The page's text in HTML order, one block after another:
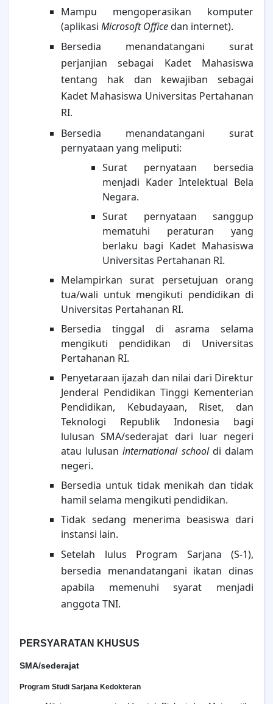
Mampu mengoperasikan komputer
(aplikasi Microsoft Officedan internet).
Bersedia menandatangani surat
perjanjian sebagai Kadet Mahasiswa
tentang hak dan kewajiban sebagai
Kadet Mahasiswa Universitas Pertahanan
RI.
Bersedia menandatangani surat
pernyataan yang meliputi:
Surat pernyataan bersedia
menjadi Kader Intelektual Bela
Negara.
Surat pernyataan sanggup
mematuhi peraturan yang
berlaku bagi Kadet Mahasiswa
Universitas Pertahanan RI.
Melampirkan surat persetujuan orang
tua/wali untuk mengikuti pendidikan di
Universitas Pertahanan RI.
Bersedia tinggal di asrama selama
mengikuti pendidikan di Universitas
Pertahanan RI.
Penyetaraan ijazah dan nilai dari Direktur
Jenderal Pendidikan Tinggi Kementerian
Pendidikan, Kebudayaan, Riset, dan
Teknologi Republik Indonesia bagi
lulusan SMA/sederajat dari luar negeri
atau lulusaninternational schooldi dalam
negeri.
Bersedia untuk tidak menikah dan tidak
hamil selama mengikuti pendidikan.
Tidak sedang menerima beasiswa dari
instansi lain.
Setelah lulus Program Sarjana (S-1),
bersedia menandatangani ikatan dinas
apabila memenuhi syarat menjadi
anggota TNI.
PERSYARATAN KHUSUS
SMA/sederajat
Program Studi Sarjana Kedokteran